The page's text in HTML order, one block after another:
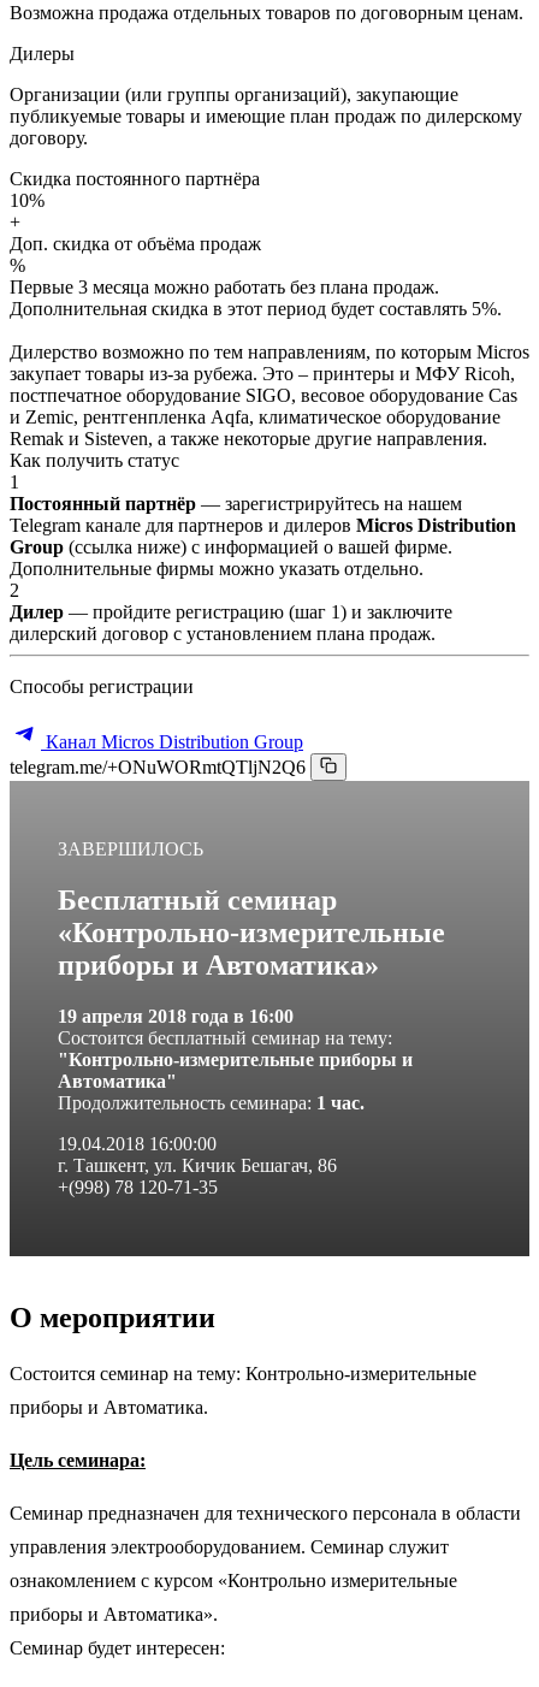
Возможна продажа отдельных товаров по договорным ценам.
Дилеры
Организации (или группы организаций), закупающие
публикуемые товары и имеющие план продаж по дилерскому
договору.
Скидка постоянного партнёра
10%
+
Доп. скидка от объёма продаж
%
Первые 3 месяца можно работать без плана продаж.
Дополнительная скидка в этот период будет составлять 5%.
Дилерство возможно по тем направлениям, по которым Micros
закупает товары из-за рубежа. Это – принтеры и МФУ Ricoh,
постпечатное оборудование SIGO, весовое оборудование Cas
и Zemic, рентгенпленка Aqfa, климатическое оборудование
Remak и Sisteven, а также некоторые другие направления.
Как получить статус
1
Постоянный партнёр — зарегистрируйтесь на нашем
Telegram канале для партнеров и дилеров Micros Distribution
Group (ссылка ниже) с информацией о вашей фирме.
Дополнительные фирмы можно указать отдельно.
2
Дилер — пройдите регистрацию (шаг 1) и заключите
дилерский договор с установлением плана продаж.
Способы регистрации
Канал Micros Distribution Group
telegram.me/+ONuWORmtQTljN2Q6
ЗАВЕРШИЛОСЬ
Бесплатный семинар
«Контрольно-измерительные
приборы и Автоматика»
19 апреля 2018 года в 16:00
Состоится бесплатный семинар на тему:
"Контрольно-измерительные приборы и
Автоматика"
Продолжительность семинара: 1 час.
19.04.2018 16:00:00
г. Ташкент, ул. Кичик Бешагач, 86
+(998) 78 120-71-35
О мероприятии
Состоится семинар на тему: Контрольно-измерительные
приборы и Автоматика.
Цель семинара:
Семинар предназначен для технического персонала в области
управления электрооборудованием. Семинар служит
ознакомлением с курсом «Контрольно измерительные
приборы и Автоматика».
Семинар будет интересен: